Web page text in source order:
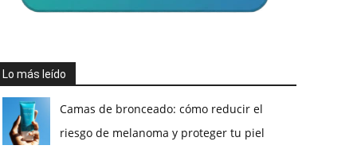
Lo más leído
Camas de bronceado: cómo reducir el
riesgo de melanoma y proteger tu piel